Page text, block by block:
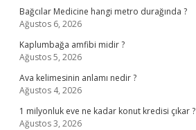
Bağcılar Medicine hangi metro durağında ?
Ağustos 6, 2026
Kaplumbağa amfibi midir ?
Ağustos 5, 2026
Ava kelimesinin anlamı nedir ?
Ağustos 4, 2026
1 milyonluk eve ne kadar konut kredisi çıkar ?
Ağustos 3, 2026